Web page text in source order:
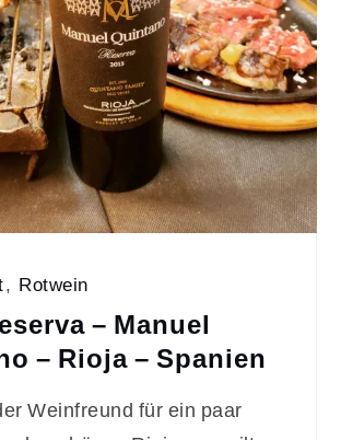
, Rotwein
– Manuel
– Rioja – Spanien
Weinfreund für ein paar